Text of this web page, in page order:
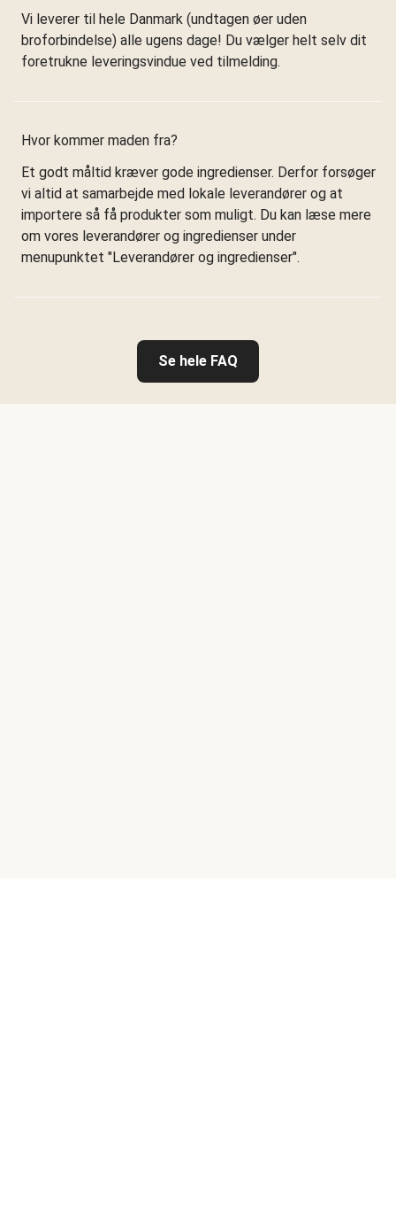
Vi leverer til hele Danmark (undtagen øer uden
broforbindelse) alle ugens dage! Du vælger helt selv dit
foretrukne leveringsvindue ved tilmelding.
Hvor kommer maden fra?
Et godt måltid kræver gode ingredienser. Derfor forsøger
vi altid at samarbejde med lokale leverandører og at
importere så få produkter som muligt. Du kan læse mere
om vores leverandører og ingredienser under
menupunktet "Leverandører og ingredienser".
Se hele FAQ